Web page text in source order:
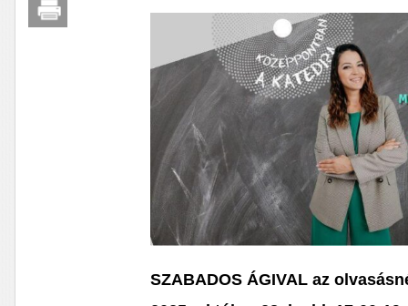
SZABADOS ÁGIVAL az